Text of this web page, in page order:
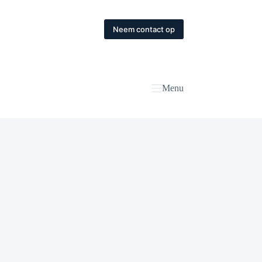
Neem contact op
Menu